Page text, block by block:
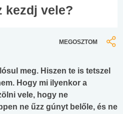
kezdj vele?
MEGOSZTOM
meg. Hiszen te is tetszel
Hogy mi ilyenkor a
vele, hogy ne
ne űzz gúnyt belőle, és ne